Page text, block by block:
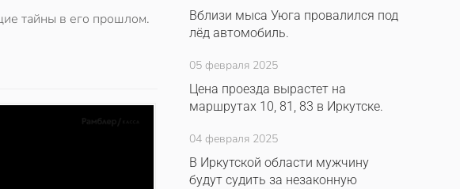
тайны в его прошлом.
Вблизи мыса Уюга провалился под
лёд автомобиль.
05 февраля 2025
Цена проезда вырастет на
маршрутах 10, 81, 83 в Иркутске.
04 февраля 2025
В Иркутской области мужчину
будут судить за незаконную